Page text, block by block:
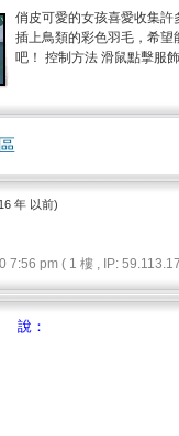
俏皮可愛的女孩喜愛收集
插上鳥類的彩色羽毛，希
吧！ 控制方法 滑鼠點擊服
年 以前)
7:56 pm ( 1 樓 , IP:
說：